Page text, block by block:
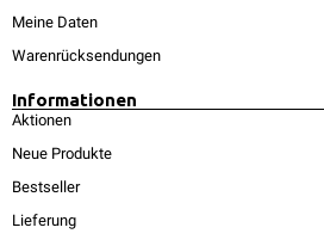
Meine Daten
Warenrücksendungen
Informationen
Aktionen
Neue Produkte
Bestseller
Lieferung